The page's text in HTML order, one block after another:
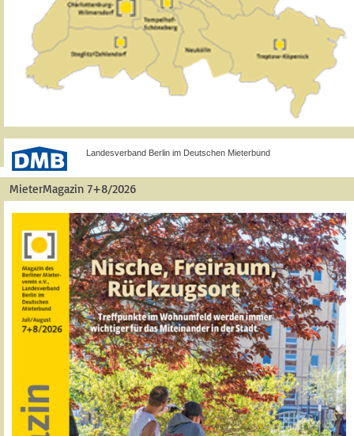
Landesverband Berlin im Deutschen Mieterbund
MieterMagazin 7+8/2026